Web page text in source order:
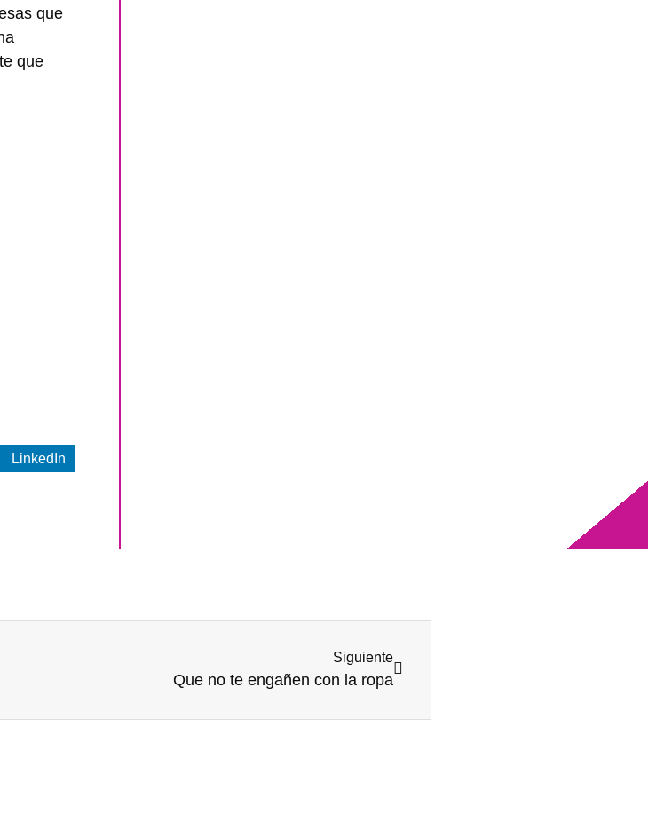
que
que
LinkedIn
Siguiente
Que no te engañen con la ropa